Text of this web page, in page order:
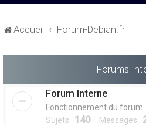
Accueil Forum-Debian.fr
Forums
Forum Interne
Fonctionnement du forum.
Sujets : 140Messages :